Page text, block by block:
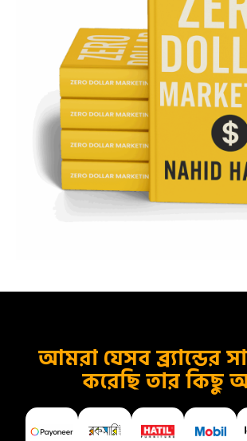
আমরা যেসব ব্র্যান্ডের
করেছি তার কিছু